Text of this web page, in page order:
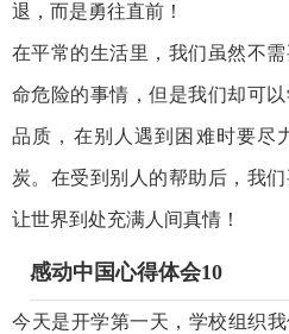
退，而是勇往直前！
在平常的生活里，我们虽然不
命危险的事情，但是我们却可
品质，在别人遇到困难时要尽
炭。在受到别人的帮助后，我
让世界到处充满人间真情！
感动中国心得体会10
今天是开学第一天，学校组织